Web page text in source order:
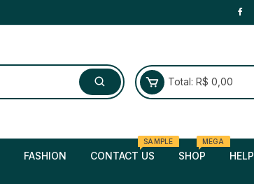
Total: R$ 0,00
FASHION CONTACT US
SAMPLE
SHOP
MEGA
HELP